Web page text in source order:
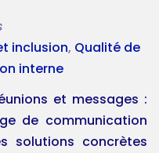
inclusion, Qualité de
interne
et messages :
de communication
solutions concrètes